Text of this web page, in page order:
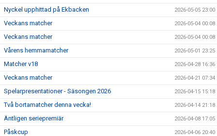
Nyckel upphittad på Ekbacken 2026-05-05 23:00
Veckans matcher 2026-05-04 00:08
Veckans matcher 2026-05-04 00:08
Vårens hemmamatcher 2026-05-01 23:25
Matcher v18 2026-04-28 16:36
Veckans matcher 2026-04-21 07:34
Spelarpresentationer - Säsongen 2026 2026-04-15 15:18
Två bortamatcher denna vecka! 2026-04-14 21:18
Äntligen seriepremiär 2026-04-08 17:05
Påskcup 2026-04-06 20:40